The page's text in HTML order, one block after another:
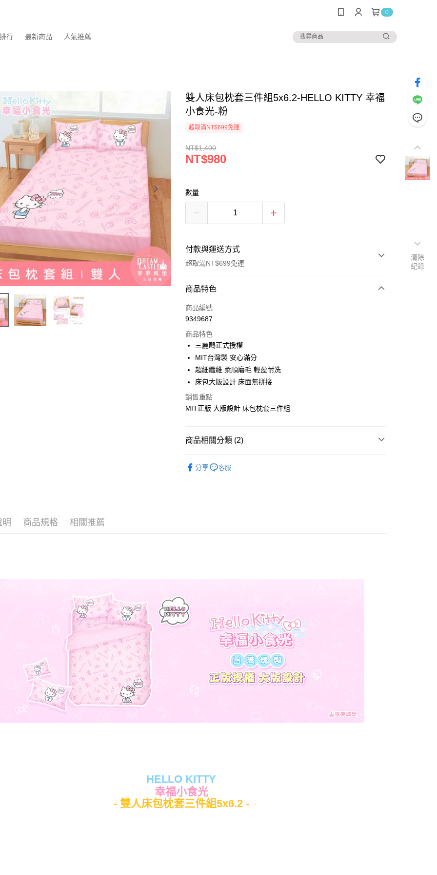
0
行 最新商品 人氣推薦
雙人床包枕套三件組5x6.2-HELLO KITTY 幸福
小食光-粉
超取滿NT$699免運
NT$1,400
NT$980
數量
付款與運送方式
超取滿NT$699免運
付款方式
信用卡一次付款
LINE Pay
Apple Pay
街口支付
悠遊付
運送方式
商品特色
商品編號
9349687
商品特色
三麗鷗正式授權
MIT台灣製 安心滿分
超細纖維 柔順磨毛 輕盈耐洗
床包大版設計 床面無拼接
銷售重點
MIT正版 大版設計 床包枕套三件組
商品相關分類 (2)
分享 客服
明 商品規格 相關推薦
HELLO KITTY
幸福小食光
- 雙人床包枕套三件組5x6.2 -
清除
紀錄